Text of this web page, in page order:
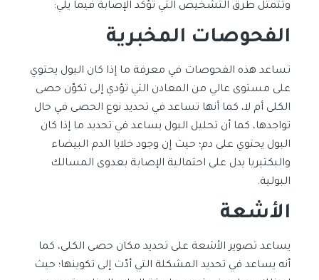
وتتمثّل طرق التشخيص التي تؤكّد الإصابة فيما يلي:
الفحوصات المخبرية
تساعد هذه الفحوصات في معرفة ما إذا كان البول يحتوي
على مستوى عالي من المعادن التي تؤدي إلى تكوّن حصى
الكلى أم لا، كما أنها تساعد في تحديد نوع الحصى في حال
تواجدها، كما أن تحليل البول يساعد في تحديد ما إذا كان
البول يحتوي على دم؛ حيث إن وجود خلايا الدم البيضاء
والبكتيريا يدل على احتمالية الإصابة بعدوى المسالك
البولية.
الأشعة
يساعد تصوير الأشعة على تحديد مكان حصى الكلى، كما
أنه يساعد في تحديد المشكلة التي أدّت إلى تكوينها؛ حيث